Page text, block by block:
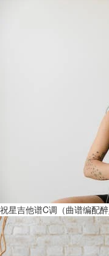
祝星吉他谱C调（曲谱编配